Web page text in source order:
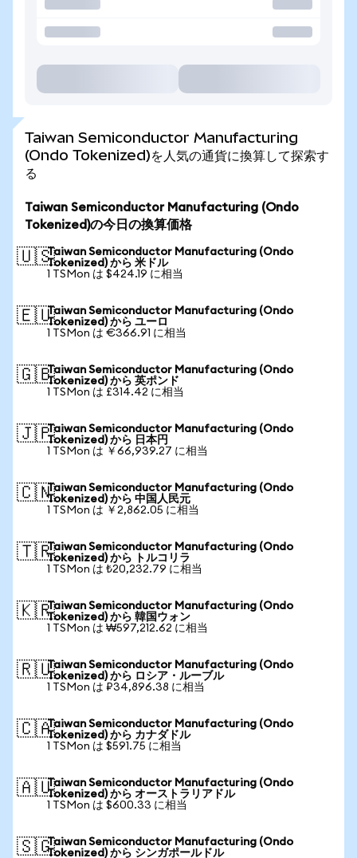
Taiwan Semiconductor Manufacturing
(Ondo Tokenized)を人気の通貨に換算して探索す
る
Taiwan Semiconductor Manufacturing (Ondo
Tokenized)の今日の換算価格
🇺🇸Taiwan Semiconductor Manufacturing (Ondo
Tokenized) から 米ドル
1 TSMon は $424.19 に相当
🇪🇺Taiwan Semiconductor Manufacturing (Ondo
Tokenized) から ユーロ
1 TSMon は €366.91 に相当
🇬🇧Taiwan Semiconductor Manufacturing (Ondo
Tokenized) から 英ポンド
1 TSMon は £314.42 に相当
🇯🇵Taiwan Semiconductor Manufacturing (Ondo
Tokenized) から 日本円
1 TSMon は ￥66,939.27 に相当
🇨🇳Taiwan Semiconductor Manufacturing (Ondo
Tokenized) から 中国人民元
1 TSMon は ￥2,862.05 に相当
🇹🇷Taiwan Semiconductor Manufacturing (Ondo
Tokenized) から トルコリラ
1 TSMon は ₺20,232.79 に相当
🇰🇷Taiwan Semiconductor Manufacturing (Ondo
Tokenized) から 韓国ウォン
1 TSMon は ₩597,212.62 に相当
🇷🇺Taiwan Semiconductor Manufacturing (Ondo
Tokenized) から ロシア・ルーブル
1 TSMon は ₽34,896.38 に相当
🇨🇦Taiwan Semiconductor Manufacturing (Ondo
Tokenized) から カナダドル
1 TSMon は $591.75 に相当
🇦🇺Taiwan Semiconductor Manufacturing (Ondo
Tokenized) から オーストラリアドル
1 TSMon は $600.33 に相当
🇸🇬Taiwan Semiconductor Manufacturing (Ondo
Tokenized) から シンガポールドル